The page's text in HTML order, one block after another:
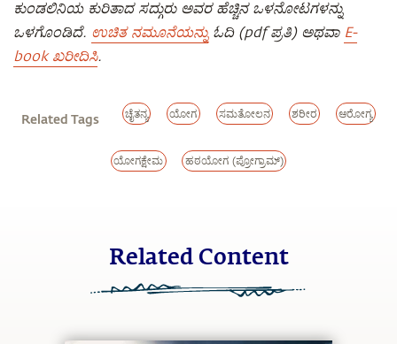
ಕುಂಡಲಿನಿಯ ಕುರಿತಾದ ಸದ್ಗುರು ಅವರ ಹೆಚ್ಚಿನ ಒಳನೋಟಗಳನ್ನು
ಒಳಗೊಂಡಿದೆ. ಉಚಿತ ನಮೂನೆಯನ್ನುಓದಿ (pdf ಪ್ರತಿ) ಅಥವಾ E-
book ಖರೀದಿಸಿ.
Related Tags ಚೈತನ್ಯ ಯೋಗ ಸಮತೋಲನ ಶರೀರ ಆರೋಗ್ಯ
ಯೋಗಕ್ಷೇಮ ಹಠಯೋಗ (ಪ್ರೋಗ್ರಾಮ್)
Related Content